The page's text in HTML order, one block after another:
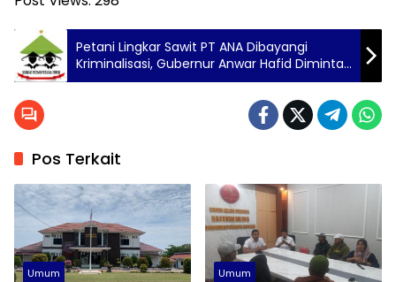
Petani Lingkar Sawit PT ANA Dibayangi
Kriminalisasi, Gubernur Anwar Hafid Diminta
Selesaikan Konflik Agraria dan Berikan
Pos Terkait
Umum Umum